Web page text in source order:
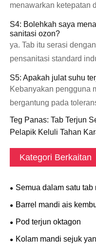
menawarkan ketepatan
S4: Bolehkah saya
sanitasi ozon?
ya. Tab itu serasi
pensanitasi standard
S5: Apakah julat suhu
Kebanyakan pengguna
bergantung pada
Teg Panas: Tab Terjun
Pelapik Keluli Tahan
Kategori Berkaitan
Semua dalam satu tab
Barrel mandi ais
Pod terjun oktagon
Kolam mandi sejuk